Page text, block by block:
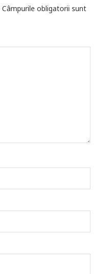
Câmpurile obligatorii sunt